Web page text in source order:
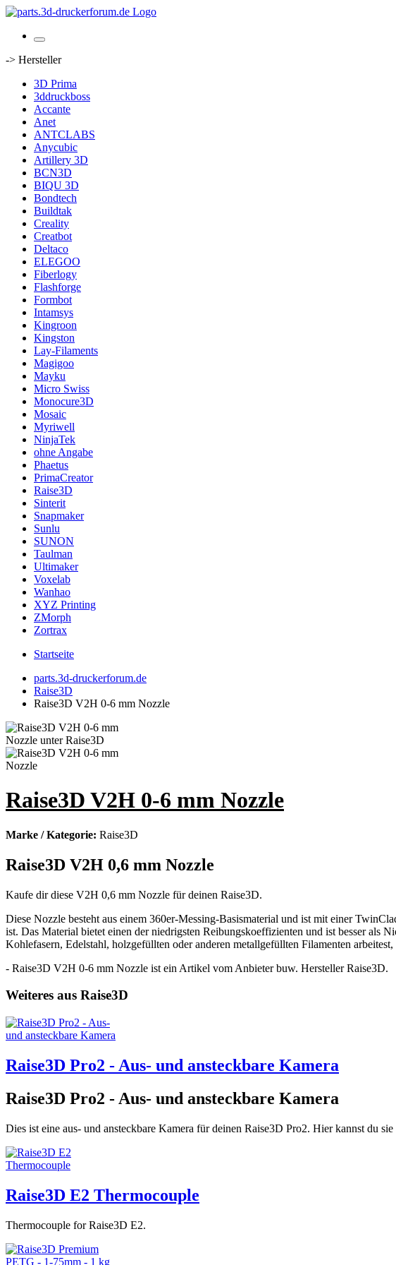
-> Hersteller
3D Prima
3ddruckboss
Accante
Anet
ANTCLABS
Anycubic
Artillery 3D
BCN3D
BIQU 3D
Bondtech
Buildtak
Creality
Creatbot
Deltaco
ELEGOO
Fiberlogy
Flashforge
Formbot
Intamsys
Kingroon
Kingston
Lay-Filaments
Magigoo
Mayku
Micro Swiss
Monocure3D
Mosaic
Myriwell
NinjaTek
ohne Angabe
Phaetus
PrimaCreator
Raise3D
Sinterit
Snapmaker
Sunlu
SUNON
Taulman
Ultimaker
Voxelab
Wanhao
XYZ Printing
ZMorph
Zortrax
Startseite
parts.3d-druckerforum.de
Raise3D
Raise3D V2H 0-6 mm Nozzle
Raise3D V2H 0-6 mm Nozzle
Marke / Kategorie: Raise3D
Raise3D V2H 0,6 mm Nozzle
Kaufe dir diese V2H 0,6 mm Nozzle für deinen Raise3D.
Diese Nozzle besteht aus einem 360er-Messing-Basismaterial und ist mit einer
ist. Das Material bietet einen der niedrigsten Reibungskoeffizienten und ist besser als
Kohlefasern, Edelstahl, holzgefüllten oder anderen metallgefüllten Filamenten
- Raise3D V2H 0-6 mm Nozzle ist ein Artikel vom Anbieter buw. Hersteller Raise3D.
Weiteres aus Raise3D
Raise3D Pro2 - Aus- und ansteckbare Kamera
Raise3D Pro2 - Aus- und ansteckbare Kamera
Dies ist eine aus- und ansteckbare Kamera für deinen Raise3D Pro2. Hier kannst du
Raise3D E2 Thermocouple
Thermocouple for Raise3D E2.